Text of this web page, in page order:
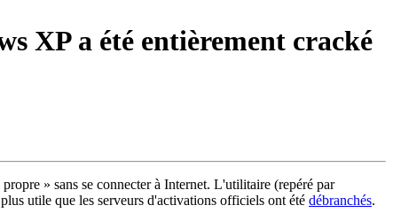
XP a été entièrement cracké
» sans se connecter à Internet. L'utilitaire (repéré par
utile que les serveurs d'activations officiels ont été débranchés.